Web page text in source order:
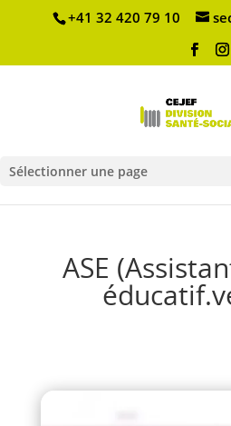
+41 32 420 79 10
Sélectionner une page
ASE